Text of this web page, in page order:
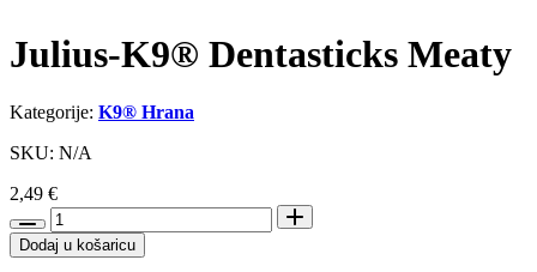
Julius-K9® Dentasticks Meaty
Kategorije: K9® Hrana
SKU: N/A
2,49 €
Julius-
K9®
Dentasticks
Dodaj u košaricu